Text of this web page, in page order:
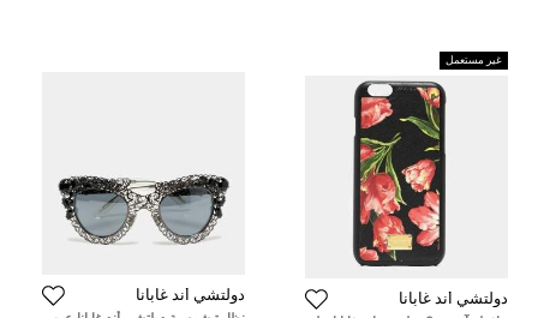
غير مستعمل
دولتشي أند غابانا دولتشي أند غابانا